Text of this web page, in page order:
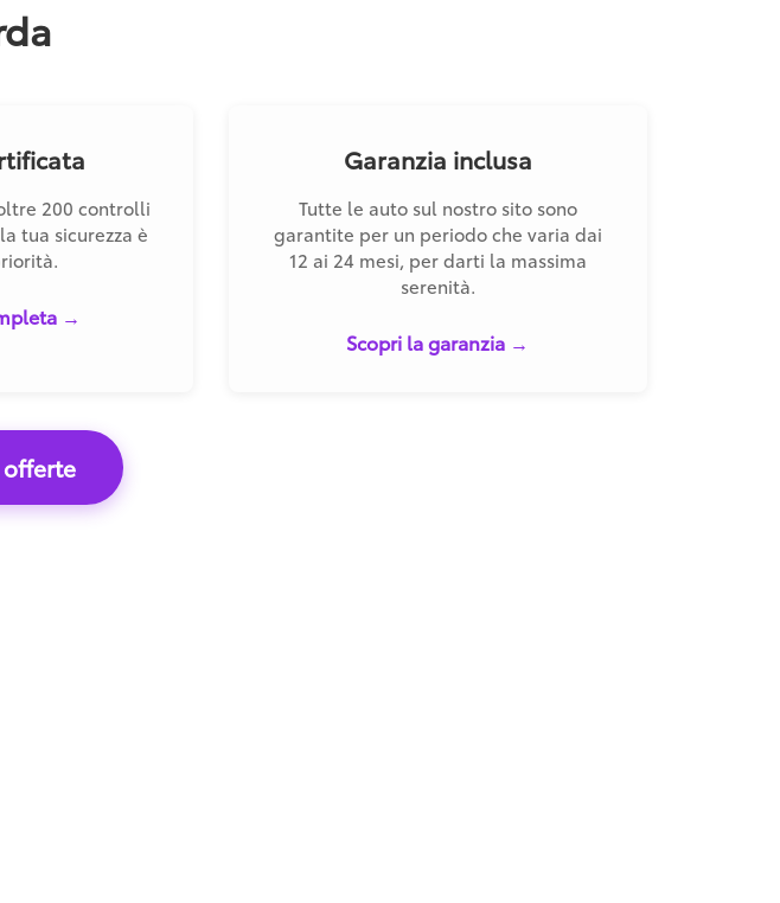
200 controlli
tua sicurezza è
→
Garanzia inclusa
Tutte le auto sul nostro sito sono
garantite per un periodo che varia dai
12 ai 24 mesi, per darti la massima
serenità.
Scopri la garanzia →